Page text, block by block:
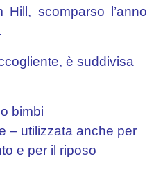
scomparso l’anno
è suddivisa
bimbi
– utilizzata anche per
e per il riposo